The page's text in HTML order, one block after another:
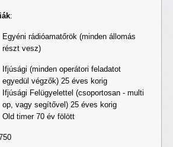
:
Egyéni rádióamatőrök (minden állomás
részt vesz)
Ifjúsági (minden operátori feladatot
egyedül végzők) 25 éves korig
Ifjúsági Felügyelettel (csoportosan - multi
op, vagy segítővel) 25 éves korig
Old timer 70 év fölött